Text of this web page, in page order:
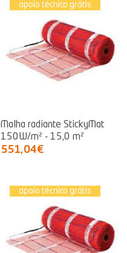
apoio técnico grátis
Malha radiante StickyMat
150W/m² - 15,0 m²
551,04€
apoio técnico grátis